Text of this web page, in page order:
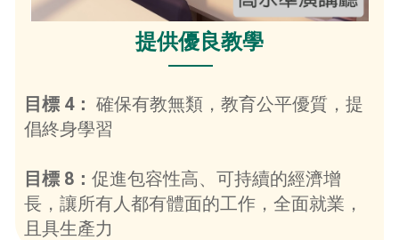
提供優良教學
目標 4： 確保有教無類，教育公平優質，提
倡終身學習
目標 8： 促進包容性高、可持續的經濟增
長，讓所有人都有體面的工作，全面就業，
且具生產力